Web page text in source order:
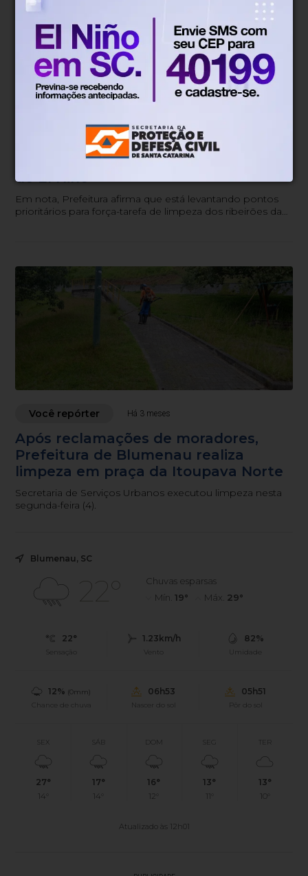
Ribeirão degradado preocupa
moradores da Fortaleza às vésperas
do El Niño
Em nota, Prefeitura afirma que está levantando pontos
prioritários para força-tarefa de limpeza dos ribeirões da
Você repórter Há 3 meses
Após reclamações de moradores,
Prefeitura de Blumenau realiza
limpeza em praça da Itoupava Norte
Secretaria de Serviços Urbanos executou limpeza nesta
segunda-feira (4).
Blumenau, SC
22°
Chuvas esparsas
Mín. 19° Máx. 29°
22°
Sensação
1.23km/h
Vento
82%
Umidade
12% (0mm)
Chance de chuva
06h53
Nascer do sol
05h51
Pôr do sol
SEX
27°
14°
SÁB
17°
14°
DOM
16°
12°
SEG
13°
11°
TER
13°
10°
Atualizado às 12h01